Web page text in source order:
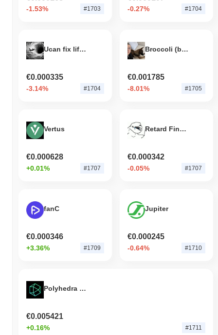
Como Seraph está se desempenhando em
comparação com o mercado cripto mais amplo?
indica um atraso temporário na ação de preço de SERAPH em
relação ao momentum do mercado mais amplo.
-1.53% #1703 -0.27% #1704
Ucan fix life in1day
€0.000335
-3.14% #1704
Broccoli (broccolibnb.org)
€0.001785
-8.01% #1705
Vertus
€0.000628
+0.01% #1707
Retard Finder Coin
€0.000342
-0.05% #1707
fanC
€0.000346
+3.36% #1709
Jupiter
€0.000245
-0.64% #1710
Polyhedra Network
€0.005421
+0.16% #1711